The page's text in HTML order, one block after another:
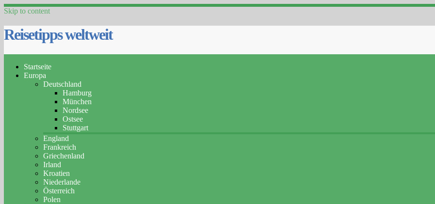
Skip to content
Reisetipps weltweit
Startseite
Europa
Deutschland
Hamburg
München
Nordsee
Ostsee
Stuttgart
England
Frankreich
Griechenland
Irland
Kroatien
Niederlande
Österreich
Polen